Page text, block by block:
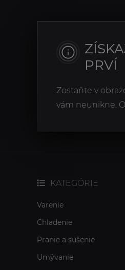
PRVÍ
Zostaňte v
vám neunikne.
KATEGÓRIE
Varenie
Chladenie
Pranie a sušenie
Umývanie